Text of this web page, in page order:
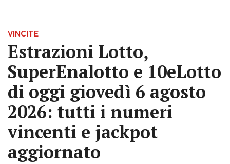
VINCITE
Estrazioni Lotto,
SuperEnalotto e 10eLotto
di oggi giovedì 6 agosto
2026: tutti i numeri
vincenti e jackpot
aggiornato